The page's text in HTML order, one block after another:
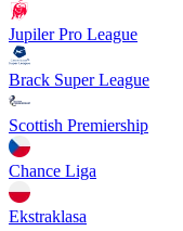
Jupiler Pro League
Brack Super League
Scottish Premiership
Chance Liga
Ekstraklasa